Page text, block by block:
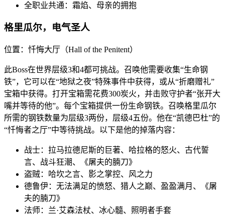
全职业共通：霜焰、母亲的拥抱
格里瓜尔，电气圣人
位置：忏悔大厅（Hall of the Penitent）
此Boss在世界层级3和4都可挑战。召唤他需要收集“生命钢
铁”，它可以在“地狱之夜”特殊事件中获得，或从“折磨赠礼”
宝箱中获得。打开宝箱需花费300炭火，并击败守护者“张开大
嘴并等待的他”。每个宝箱提供一份生命钢铁。召唤格里瓜尔
所需的钢铁数量为层级3两份，层级4五份。他在“凯德巴杜”的
“忏悔者之厅”中等待挑战。以下是他的掉落内容：
战士：拉马拉德尼斯的巨著、哈拉格的怒火、古代誓
言、战斗狂潮、《屠夫的腩刀》
盗贼：哈坎之言、影之掌控、风之力
德鲁伊：无法满足的愤怒、猎人之巅、盈盈满月、《屠
夫的腩刀》
法师：兰·艾森法杖、冰心髓、照明者手套